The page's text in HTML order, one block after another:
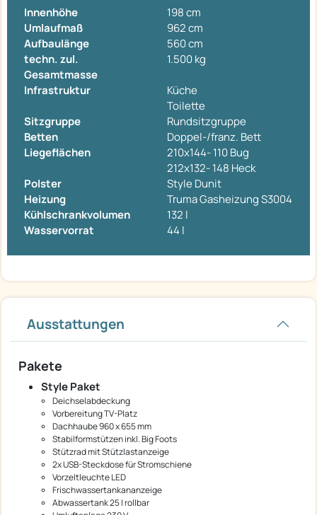
Innenhöhe
198 cm
Umlaufmaß
962 cm
Aufbaulänge
560 cm
techn. zul.
Gesamtmasse
1.500 kg
Infrastruktur
Küche
Toilette
Sitzgruppe
Rundsitzgruppe
Betten
Doppel-/franz. Bett
Liegeflächen
210x144- 110 Bug
212x132- 148 Heck
Polster
Style Dunit
Heizung
Truma Gasheizung S3004
Kühlschrankvolumen
132 l
Wasservorrat
44 l
Ausstattungen
Pakete
Style Paket
Deichselabdeckung
Vorbereitung TV-Platz
Dachhaube 960 x 655 mm
Stabilformstützen inkl. Big Foots
Stützrad mit Stützlastanzeige
2x USB-Steckdose für Stromschiene
Vorzeltleuchte LED
Frischwassertankananzeige
Abwassertank 25 l rollbar